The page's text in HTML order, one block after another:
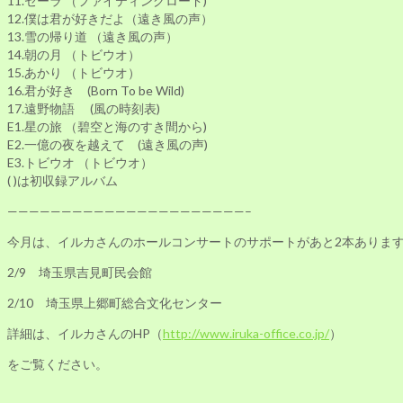
12.僕は君が好きだよ（遠き風の声）
13.雪の帰り道 （遠き風の声）
14.朝の月 （トビウオ）
15.あかり （トビウオ）
16.君が好き (Born To be Wild)
17.遠野物語 (風の時刻表)
E1.星の旅 （碧空と海のすき間から)
E2.一億の夜を越えて (遠き風の声)
E3.トビウオ （トビウオ）
( )は初収録アルバム
——————————————————————–
今月は、イルカさんのホールコンサートのサポートがあと2本ありま
2/9 埼玉県吉見町民会館
2/10 埼玉県上郷町総合文化センター
詳細は、イルカさんのHP（http://www.iruka-office.co.jp/）
をご覧ください。